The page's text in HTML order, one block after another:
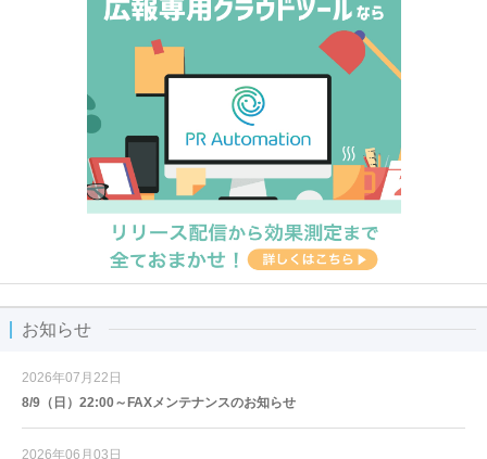
お知らせ
2026年07月22日
8/9（日）22:00～FAXメンテナンスのお知らせ
2026年06月03日